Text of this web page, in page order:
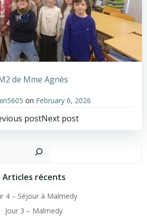
de Mme Agnès
on February 6, 2026
navigation
postPost
navigation
Next post
Articles récents
4 – Séjour à Malmedy
Jour 3 – Malmedy